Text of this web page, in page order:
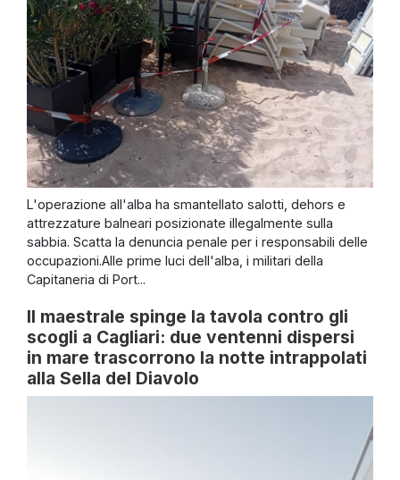
L'operazione all'alba ha smantellato salotti, dehors e
attrezzature balneari posizionate illegalmente sulla
sabbia. Scatta la denuncia penale per i responsabili delle
occupazioni.Alle prime luci dell'alba, i militari della
Capitaneria di Port...
Il maestrale spinge la tavola contro gli
scogli a Cagliari: due ventenni dispersi
in mare trascorrono la notte intrappolati
alla Sella del Diavolo